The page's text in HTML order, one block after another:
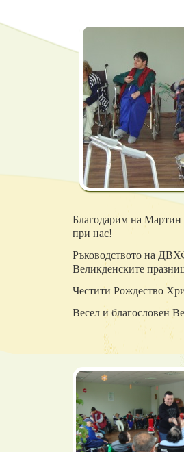
Благодарим на Мартин
при нас!
Ръководството на
Великденските
Честити Рождество
Весел и благословен